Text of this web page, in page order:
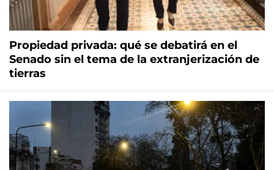
Propiedad privada: qué se debatirá en el
Senado sin el tema de la extranjerización de
tierras